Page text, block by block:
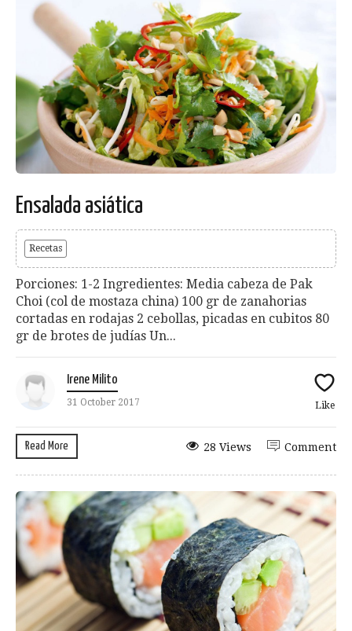
Ensalada asiática
Recetas
Porciones: 1-2 Ingredientes: Media cabeza de Pak
Choi (col de mostaza china) 100 gr de zanahorias
cortadas en rodajas 2 cebollas, picadas en cubitos 80
gr de brotes de judías Un...
Irene Milito
31 October 2017 Like
Read More Comment
28 Views